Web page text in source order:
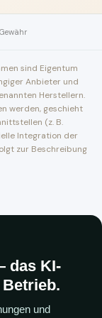
sind Eigentum
Anbieter und
Herstellern.
werden, geschieht
(z. B.
Integration der
zur Beschreibung
das KI-
und